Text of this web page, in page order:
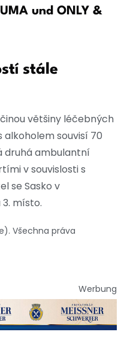
und ONLY &
stále
většiny léčebných
alkoholem souvisí 70
druhá ambulantní
v souvislosti s
se Sasko v
místo.
Všechna práva
Werbung